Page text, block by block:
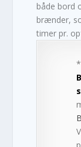
både bord
brænder,
timer pr.